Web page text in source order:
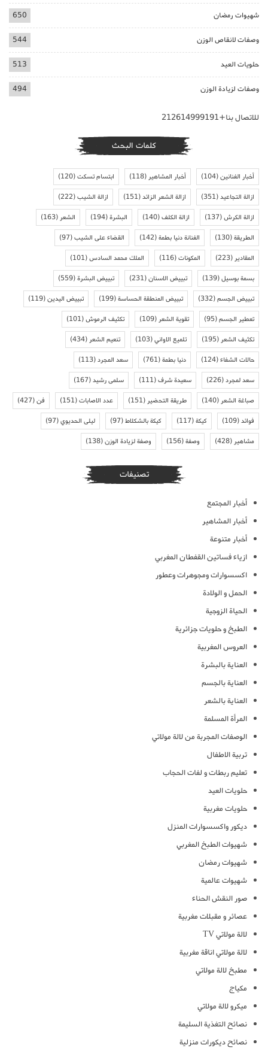
شهيوات رمضان 650
وصفات لانقاص الوزن 544
حلويات العيد 513
وصفات لزيادة الوزن 494
للاتصال بنا+212614999191
كلمات البحث
أخبار الفنانين(104) أخبار المشاهير(118) ابتسام تسكت(120)
ازالة التجاعيد(351) ازالة الشعر الزائد(151) ازالة الشيب(222)
ازالة الكرش(137) ازالة الكلف(140) البشرة(194) الشعر(163)
الطريقة(130) الفنانة دنيا بطمة(142) القضاء على الشيب(97)
المقادير(223) المكونات(116) الملك محمد السادس(101)
بسمة بوسيل(139) تبييض الاسنان(231) تبييض البشرة(559)
تبييض الجسم(332) تبييض المنطقة الحساسة(199) تبييض اليدين(119)
تعطير الجسم(95) تقوية الشعر(109) تكثيف الرموش(101)
تكثيف الشعر(195) تلميع الاواني(103) تنعيم الشعر(434)
حالات الشفاء(124) دنيا بطمة(761) سعد المجرد(113)
سعد لمجرد(226) سعيدة شرف(111) سلمى رشيد(167)
صباغة الشعر(140) طريقة التحضير(151) عدد الاصابات(151) فن(427)
فوائد(109) كيكة(117) كيكة بالشكلاط(97) ليلى الحديوي(97)
مشاهير(428) وصفة(156) وصفة لزيادة الوزن(138)
تصنيفات
أخبار المجتمع
أخبار المشاهير
أخبار متنوعة
ازياء فساتين القفطان المغربي
اكسسوارات ومجوهرات وعطور
الحمل و الولادة
الحياة الزوجية
الطبخ و حلويات جزائرية
العروس المغربية
العناية بالبشرة
العناية بالجسم
العناية بالشعر
المرأة المسلمة
الوصفات المجربة من لالة مولاتي
تربية الاطفال
تعليم ربطات و لفات الحجاب
حلويات العيد
حلويات مغربية
ديكور واكسسوارات المنزل
شهيوات الطبخ المغربي
شهيوات رمضان
شهيوات عالمية
صور النقش الحناء
عصائر و مقبلات مغربية
لالة مولاتي TV
لالة مولاتي اناقة مغربية
مطبخ لالة مولاتي
مكياج
ميكرو لالة مولاتي
نصائح التغذية السليمة
نصائح ديكورات منزلية